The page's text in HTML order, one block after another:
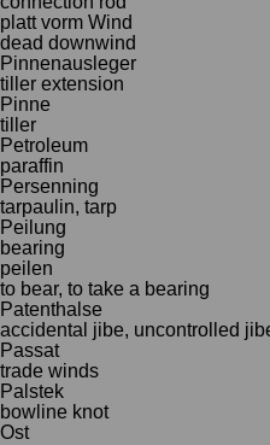
platt vorm Wind
dead downwind
Pinnenausleger
tiller extension
Pinne
tiller
Petroleum
paraffin
Persenning
tarpaulin, tarp
Peilung
bearing
peilen
to bear, to take a bearing
Patenthalse
accidental jibe, uncontrolled
Passat
trade winds
Palstek
bowline knot
Ost